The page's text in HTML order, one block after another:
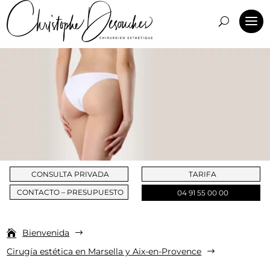
CONSULTA PRIVADA
CONTACTO – PRESUPUESTO
TARIFA
04 91 55 00 00
Bienvenida $
Cirugía estética en Marsella y Aix-en-Provence $